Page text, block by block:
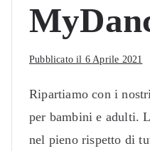
Pubblicato il 6 Aprile 2021
Ripartiamo con i
per bambini e adulti.
nel pieno rispetto di